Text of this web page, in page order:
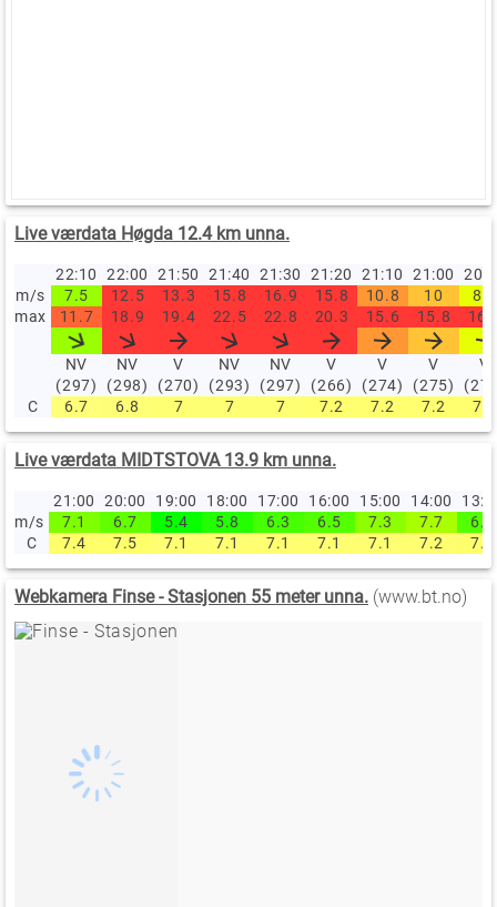
Live værdata Høgda 12.4 km unna.
22:10 22:00 21:50 21:40 21:30 21:20 21:10 21:00
m/s
7.5 12.5 13.3 15.8 16.9 15.8 10.8 10
8.6
max
11.7 18.9 19.4 22.5 22.8 20.3 15.6 15.8
NV
(297)
NV
(298)
V
(270)
NV
(293)
NV
(297)
V
(266)
V
(274)
V
(275)
V
C
6.7 6.8 7 7 7 7.2 7.2 7.2 7.2
Live værdata MIDTSTOVA 13.9 km unna.
21:00 20:00 19:00 18:00 17:00 16:00 15:00 14:00
m/s
7.1 6.7 5.4 5.8 6.3 6.5 7.3 7.7
6.5
C
7.4 7.5 7.1 7.1 7.1 7.1 7.1 7.2 7.4
Webkamera Finse - Stasjonen 55 meter unna. (www.bt.no)